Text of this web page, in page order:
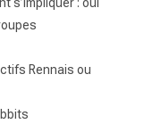
Rennais ou